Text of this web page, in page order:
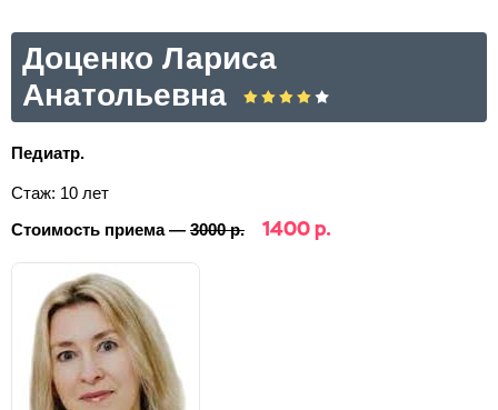
Доценко Лариса
Анатольевна
Педиатр.
Стаж: 10 лет
Стоимость приема — 3000 р. 1400 р.